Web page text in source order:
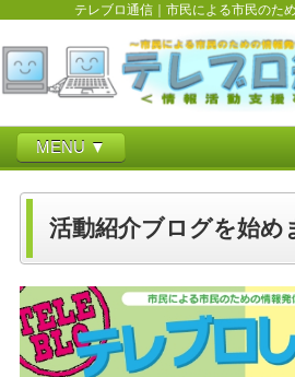
テレブロ通信｜市民による市民のた
MENU ▼
活動紹介ブログを始め